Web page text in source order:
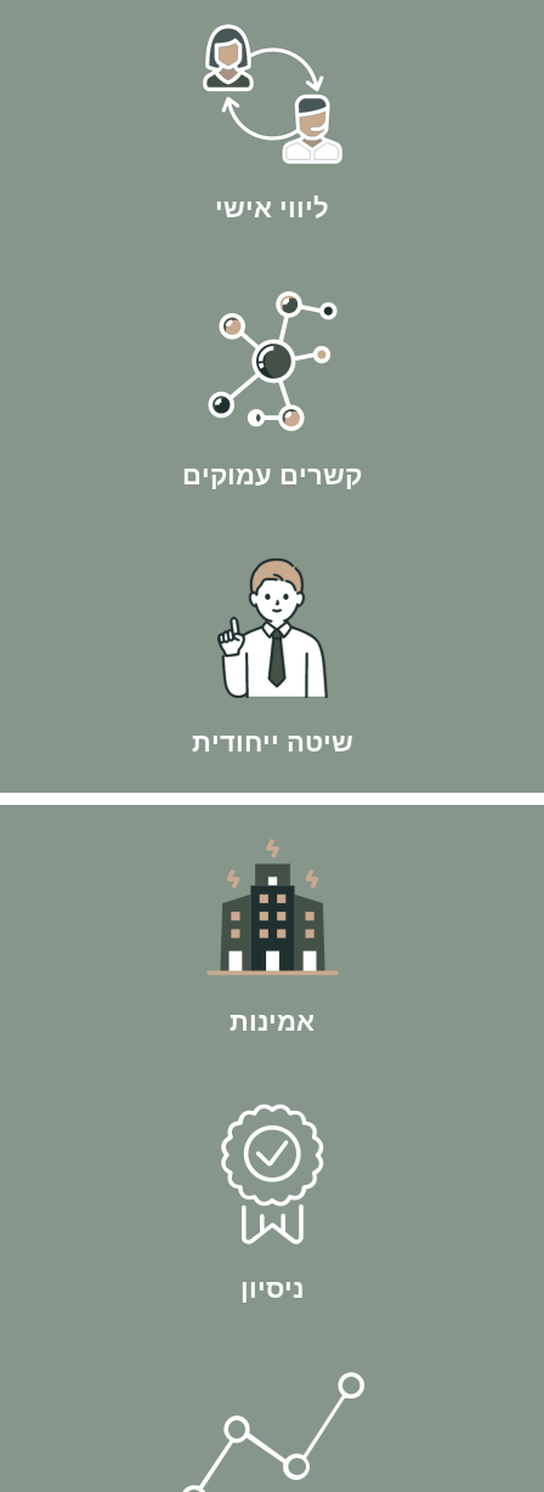
ליווי אישי
אנחנו איתך לאורך כל הדרך - מהשיחה והפגישה הראשונה, דרך
בניית התכנית העסקית, עד הרכישה וגם הרבה אחריה!
קשרים עמוקים
הקשרים שיצרנו במהלך השנים בהחלט הולכים להיות לטובתך
בתהליך ולהשיג לך תוצאות מקסימליות!
שיטה ייחודית
אנחנו פועלים בשיטת המהפך - לא רצים ישר לקנות נכסים "מניבים".
קודם כל מגיעים למספר האישי של הלקוח, באמצעות עסקאות פליפ
אמינות
לחברת BP Group יש את המוניטין הרב ביותר בתחום ההשקעות
בישראל עם ליווי של אלפי לקוחות מרוצים ל100% הצלחה.
ניסיון
אין חכם כבעל ניסיון. אביתר בן פורת - מייסד החברה, הגיע
לעצמאות כלכלית עוד לפני שהתחיל בתהליכי ליווי והיום מלמד מתוך
הניסיון האישי שלו.
באופן יומיומי ותמיד שומרים על דינאמיות ומתעדכנים בשינויים תוך
כדי תנועה.